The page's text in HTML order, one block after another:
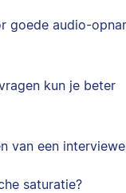
goede audio-
kun je beter
van een
saturatie?